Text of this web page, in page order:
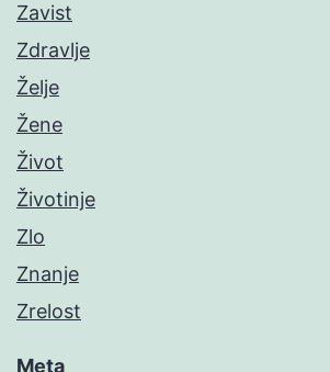
Zavist
Zdravlje
Želje
Žene
Život
Životinje
Zlo
Znanje
Zrelost
Meta